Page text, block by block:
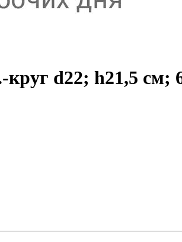
круг d22; h21,5 см;